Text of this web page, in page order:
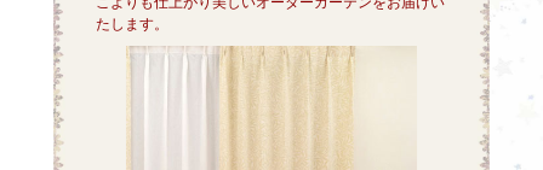
たします。